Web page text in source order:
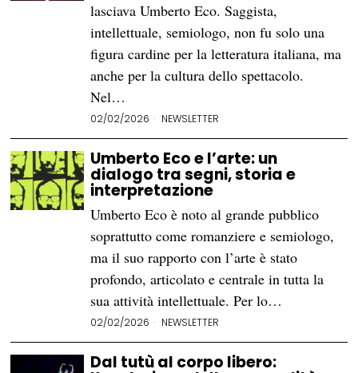
lasciava Umberto Eco. Saggista,
intellettuale, semiologo, non fu solo una
figura cardine per la letteratura italiana, ma
anche per la cultura dello spettacolo.
Nel…
02/02/2026 NEWSLETTER
Umberto Eco e l’arte: un
dialogo tra segni, storia e
interpretazione
Umberto Eco è noto al grande pubblico
soprattutto come romanziere e semiologo,
ma il suo rapporto con l’arte è stato
profondo, articolato e centrale in tutta la
sua attività intellettuale. Per lo…
02/02/2026 NEWSLETTER
Dal tutù al corpo libero: